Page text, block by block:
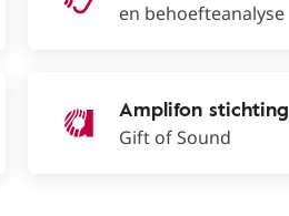
en behoefteanalyse
Amplifon stichting
Gift of Sound